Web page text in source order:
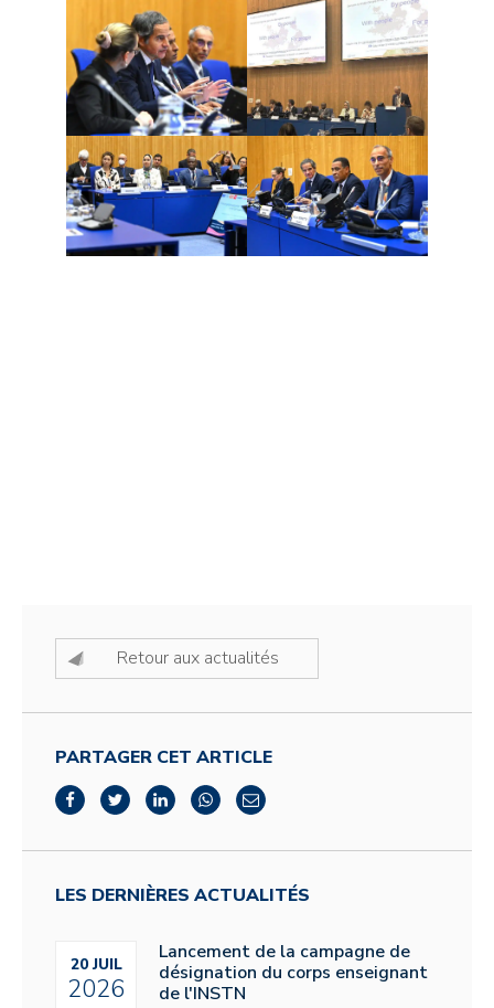
Retour aux actualités
PARTAGER CET ARTICLE
LES DERNIÈRES ACTUALITÉS
20 JUIL
2026
Lancement de la campagne de
désignation du corps enseignant
de l'INSTN